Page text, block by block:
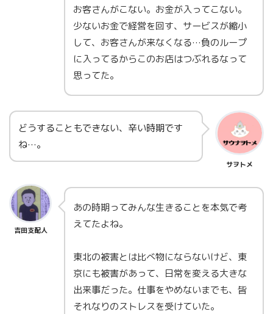
お客さんがこない。お金が入ってこない。
少ないお金で経営を回す、サービスが縮小
して、お客さんが来なくなる…負のループ
に入ってるからこのお店はつぶれるなって
思ってた。
どうすることもできない、辛い時期です
ね…。
サヲトメ
吉田支配人
あの時期ってみんな生きることを本気で考
えてたよね。
東北の被害とは比べ物にならないけど、東
京にも被害があって、日常を変える大きな
出来事だった。仕事をやめないまでも、皆
それなりのストレスを受けていた。